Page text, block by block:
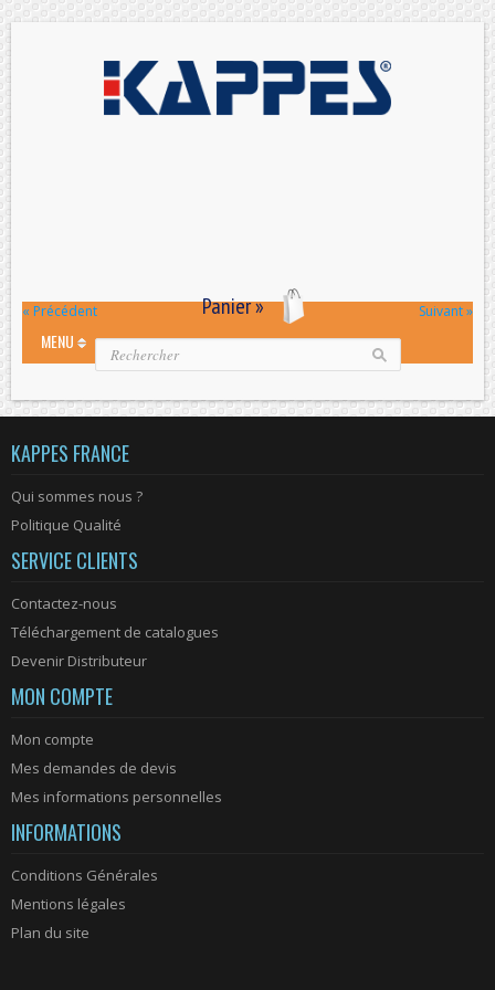
Panier »
« Précédent Suivant »
MENU
KAPPES FRANCE
Qui sommes nous ?
Politique Qualité
SERVICE CLIENTS
Contactez-nous
Téléchargement de catalogues
Devenir Distributeur
MON COMPTE
Mon compte
Mes demandes de devis
Mes informations personnelles
INFORMATIONS
Conditions Générales
Mentions légales
Plan du site